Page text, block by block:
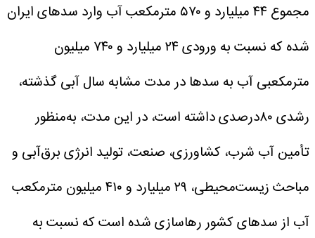
مجموع ۴۴ میلیارد و ۵۷۰ مترمکعب آب وارد سدهای ایران
شده که نسبت به ورودی ۲۴ میلیارد و ۷۴۰ میلیون
مترمکعبی آب به سدها در مدت مشابه سال آبی گذشته،
رشدی ۸۰درصدی داشته است، در این مدت، به‌منظور
تأمین آب شرب، کشاورزی، صنعت، تولید انرژی برق‌آبی و
مباحث زیست‌محیطی، ۲۹ میلیارد و ۴۱۰ میلیون مترمکعب
آب از سدهای کشور رهاسازی شده است که نسبت به